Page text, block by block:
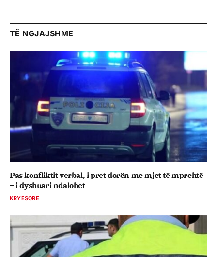
TË NGJAJSHME
Pas konfliktit verbal, i pret dorën me mjet të mprehtë
– i dyshuari ndalohet
KRYESORE